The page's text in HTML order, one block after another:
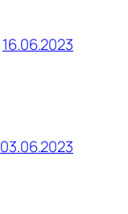
16.06.2023
03.06.2023